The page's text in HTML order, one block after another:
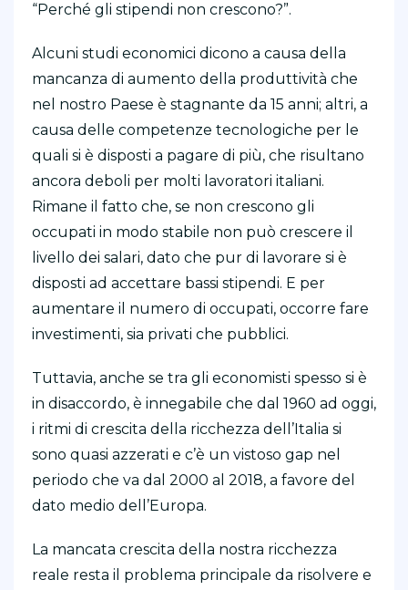
“Perché gli stipendi non crescono?”.
Alcuni studi economici dicono a causa della
mancanza di aumento della produttività che
nel nostro Paese è stagnante da 15 anni; altri, a
causa delle competenze tecnologiche per le
quali si è disposti a pagare di più, che risultano
ancora deboli per molti lavoratori italiani.
Rimane il fatto che, se non crescono gli
occupati in modo stabile non può crescere il
livello dei salari, dato che pur di lavorare si è
disposti ad accettare bassi stipendi. E per
aumentare il numero di occupati, occorre fare
investimenti, sia privati che pubblici.
Tuttavia, anche se tra gli economisti spesso si è
in disaccordo, è innegabile che dal 1960 ad oggi,
i ritmi di crescita della ricchezza dell’Italia si
sono quasi azzerati e c’è un vistoso gap nel
periodo che va dal 2000 al 2018, a favore del
dato medio dell’Europa.
La mancata crescita della nostra ricchezza
reale resta il problema principale da risolvere e